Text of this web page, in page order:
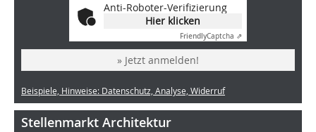
Anti-Roboter-Verifizierung
Hier klicken
FriendlyCaptcha ⇗
» Jetzt anmelden!
Beispiele, Hinweise: Datenschutz, Analyse, Widerruf
Stellenmarkt Architektur